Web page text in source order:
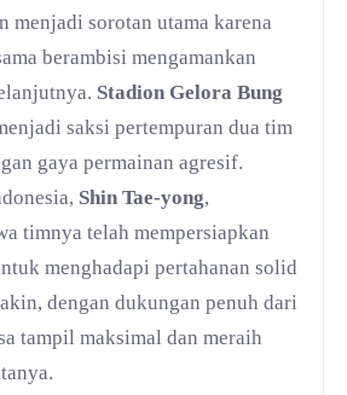
menjadi sorotan utama karena
berambisi mengamankan
Stadion Gelora Bung
saksi pertempuran dua tim
gaya permainan agresif.
Shin Tae-yong,
timnya telah mempersiapkan
menghadapi pertahanan solid
dengan dukungan penuh dari
tampil maksimal dan meraih